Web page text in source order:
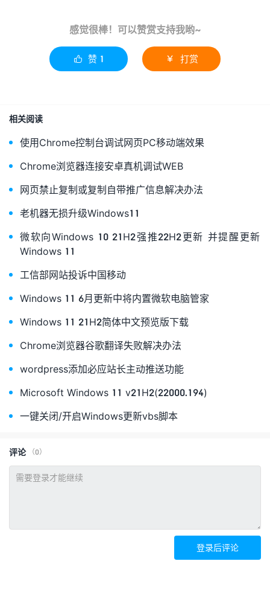
感觉很棒！可以赞赏支持我哟~
 赞 1  打赏
相关阅读
使用Chrome控制台调试网页PC移动端效果
Chrome浏览器连接安卓真机调试WEB
网页禁止复制或复制自带推广信息解决办法
老机器无损升级Windows11
微软向Windows 10 21H2强推22H2更新 并提醒更新
Windows 11
工信部网站投诉中国移动
Windows 11 6月更新中将内置微软电脑管家
Windows 11 21H2简体中文预览版下载
Chrome浏览器谷歌翻译失败解决办法
wordpress添加必应站长主动推送功能
Microsoft Windows 11 v21H2(22000.194)
一键关闭/开启Windows更新vbs脚本
评论（0）
登录后评论